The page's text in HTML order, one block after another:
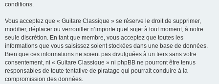
conditions.
Vous acceptez que « Guitare Classique » se réserve le droit de supprimer,
modifier, déplacer ou verrouiller n’importe quel sujet à tout moment, à notre
seule discrétion. En tant que membre, vous acceptez que toutes les
informations que vous saisissez soient stockées dans une base de données.
Bien que ces informations ne soient pas divulguées à un tiers sans votre
consentement, ni « Guitare Classique » ni phpBB ne pourront être tenus
responsables de toute tentative de piratage qui pourrait conduire à la
compromission des données.